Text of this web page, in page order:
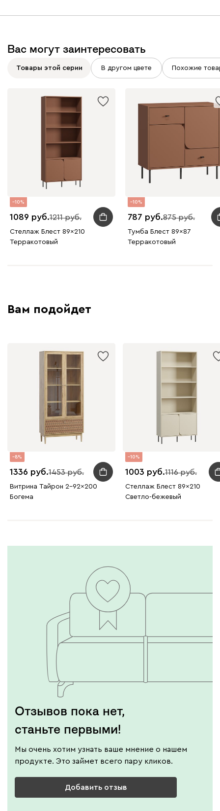
Вас могут заинтересовать
Товары этой серии В другом цвете Похожие
10
1089 1211
Стеллаж Блест 89x210
Терракотовый
10
787 875
Тумба Блест 89x87
Терракотовый
Вам подойдет
8
1336 1453
Витрина Тайрон 2-92x200
Богема ​
10
1003 1116
Стеллаж Блест 89x210
Светло-бежевый
Отзывов пока нет,
станьте первыми!
Мы очень хотим узнать ваше мнение о нашем
продукте. Это займет всего пару кликов.
Добавить отзыв